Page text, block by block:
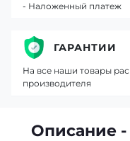
Описание
- Наложенный платеж
ГАРАНТИИ
На все наши товары
производителя